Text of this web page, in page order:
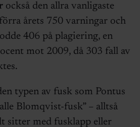
också den allra vanligaste
årets 750 varningar och
406 på plagiering, en
mot 2009, då 303 fall av
typen av fusk som Pontus
Blomqvist-fusk” – alltså
sitter med fusklapp eller